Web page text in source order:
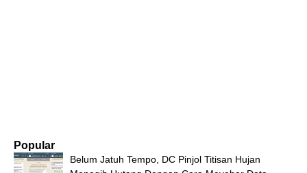
Popular
Belum Jatuh Tempo, DC Pinjol Titisan Hujan